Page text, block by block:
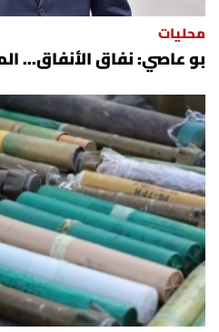
محليات
بو عاصي: نفاق الأنفاق...